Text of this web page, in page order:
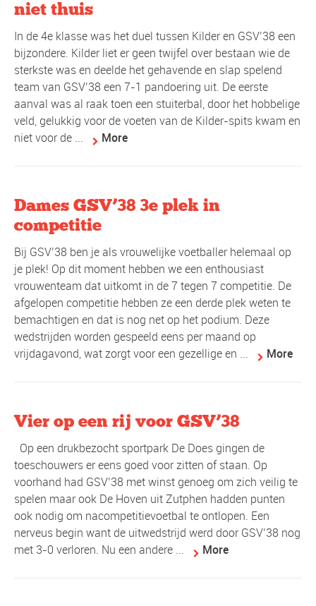
niet thuis
In de 4e klasse was het duel tussen Kilder en GSV’38 een
bijzondere. Kilder liet er geen twijfel over bestaan wie de
sterkste was en deelde het gehavende en slap spelend
team van GSV’38 een 7-1 pandoering uit. De eerste
aanval was al raak toen een stuiterbal, door het hobbelige
veld, gelukkig voor de voeten van de Kilder-spits kwam en
niet voor de ...
More
Dames GSV’38 3e plek in
competitie
Bij GSV’38 ben je als vrouwelijke voetballer helemaal op
je plek! Op dit moment hebben we een enthousiast
vrouwenteam dat uitkomt in de 7 tegen 7 competitie. De
afgelopen competitie hebben ze een derde plek weten te
bemachtigen en dat is nog net op het podium. Deze
wedstrijden worden gespeeld eens per maand op
vrijdagavond, wat zorgt voor een gezellige en ...
More
Vier op een rij voor GSV’38
Op een drukbezocht sportpark De Does gingen de
toeschouwers er eens goed voor zitten of staan. Op
voorhand had GSV’38 met winst genoeg om zich veilig te
spelen maar ook De Hoven uit Zutphen hadden punten
ook nodig om nacompetitievoetbal te ontlopen. Een
nerveus begin want de uitwedstrijd werd door GSV’38 nog
met 3-0 verloren. Nu een andere ...
More